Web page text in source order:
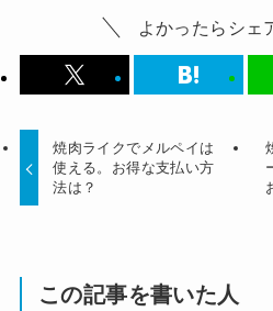
よかったらシェ
焼肉ライクでメルペイは
使える。お得な支払い方
法は？
この記事を書いた人